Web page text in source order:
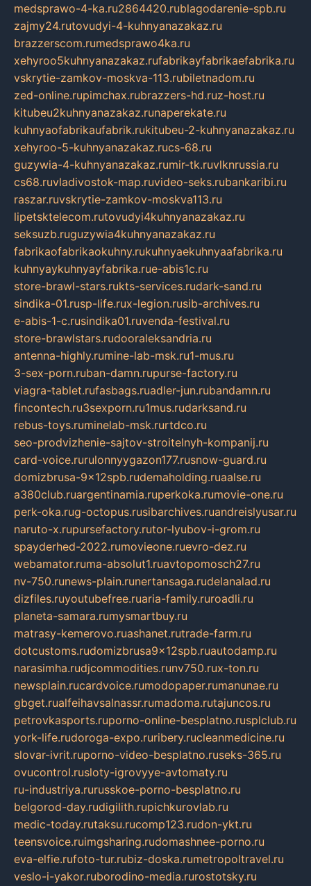
medsprawo-4-ka.ru2864420.rublagodarenie-spb.ru
zajmy24.rutovudyi-4-kuhnyanazakaz.ru
brazzerscom.rumedsprawo4ka.ru
xehyroo5kuhnyanazakaz.rufabrikayfabrikaefabrika.ru
vskrytie-zamkov-moskva-113.rubiletnadom.ru
zed-online.rupimchax.rubrazzers-hd.ruz-host.ru
kitubeu2kuhnyanazakaz.runaperekate.ru
kuhnyaofabrikaufabrik.rukitubeu-2-kuhnyanazakaz.ru
xehyroo-5-kuhnyanazakaz.rucs-68.ru
guzywia-4-kuhnyanazakaz.rumir-tk.ruvlknrussia.ru
cs68.ruvladivostok-map.ruvideo-seks.rubankaribi.ru
raszar.ruvskrytie-zamkov-moskva113.ru
lipetsktelecom.rutovudyi4kuhnyanazakaz.ru
seksuzb.ruguzywia4kuhnyanazakaz.ru
fabrikaofabrikaokuhny.rukuhnyaekuhnyaafabrika.ru
kuhnyaykuhnyayfabrika.rue-abis1c.ru
store-brawl-stars.rukts-services.rudark-sand.ru
sindika-01.rusp-life.rux-legion.rusib-archives.ru
e-abis-1-c.rusindika01.ruvenda-festival.ru
store-brawlstars.rudooraleksandria.ru
antenna-highly.rumine-lab-msk.ru1-mus.ru
3-sex-porn.ruban-damn.rupurse-factory.ru
viagra-tablet.rufasbags.ruadler-jun.rubandamn.ru
fincontech.ru3sexporn.ru1mus.rudarksand.ru
rebus-toys.ruminelab-msk.rurtdco.ru
seo-prodvizhenie-sajtov-stroitelnyh-kompanij.ru
card-voice.rurulonnyygazon177.rusnow-guard.ru
domizbrusa-9x12spb.rudemaholding.ruaalse.ru
a380club.ruargentinamia.ruperkoka.rumovie-one.ru
perk-oka.rug-octopus.rusibarchives.ruandreislyusar.ru
naruto-x.rupursefactory.rutor-lyubov-i-grom.ru
spayderhed-2022.rumovieone.ruevro-dez.ru
webamator.ruma-absolut1.ruavtopomosch27.ru
nv-750.runews-plain.runertansaga.rudelanalad.ru
dizfiles.ruyoutubefree.ruaria-family.ruroadli.ru
planeta-samara.rumysmartbuy.ru
matrasy-kemerovo.ruashanet.rutrade-farm.ru
dotcustoms.rudomizbrusa9x12spb.ruautodamp.ru
narasimha.rudjcommodities.runv750.rux-ton.ru
newsplain.rucardvoice.rumodopaper.rumanunae.ru
gbget.rualfeihavsalnassr.rumadoma.rutajuncos.ru
petrovkasports.ruporno-online-besplatno.rusplclub.ru
york-life.rudoroga-expo.ruribery.rucleanmedicine.ru
slovar-ivrit.ruporno-video-besplatno.ruseks-365.ru
ovucontrol.rusloty-igrovyye-avtomaty.ru
ru-industriya.rurusskoe-porno-besplatno.ru
belgorod-day.rudigilith.rupichkurovlab.ru
medic-today.rutaksu.rucomp123.rudon-ykt.ru
teensvoice.ruimgsharing.rudomashnee-porno.ru
eva-elfie.rufoto-tur.rubiz-doska.rumetropoltravel.ru
veslo-i-yakor.ruborodino-media.rurostotsky.ru